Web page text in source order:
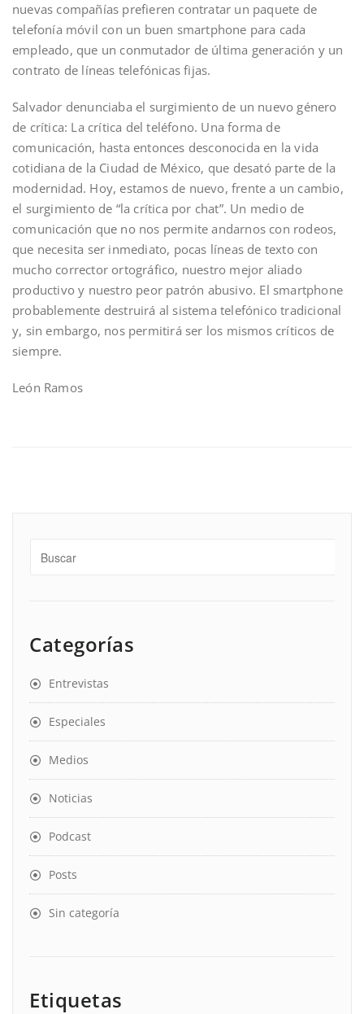
nuevas compañías prefieren contratar un paquete de
telefonía móvil con un buen smartphone para cada
empleado, que un conmutador de última generación y un
contrato de líneas telefónicas fijas.
Salvador denunciaba el surgimiento de un nuevo género
de crítica: La crítica del teléfono. Una forma de
comunicación, hasta entonces desconocida en la vida
cotidiana de la Ciudad de México, que desató parte de la
modernidad. Hoy, estamos de nuevo, frente a un cambio,
el surgimiento de “la crítica por chat”. Un medio de
comunicación que no nos permite andarnos con rodeos,
que necesita ser inmediato, pocas líneas de texto con
mucho corrector ortográfico, nuestro mejor aliado
productivo y nuestro peor patrón abusivo. El smartphone
probablemente destruirá al sistema telefónico tradicional
y, sin embargo, nos permitirá ser los mismos críticos de
siempre.
León Ramos
Categorías
Entrevistas
Especiales
Medios
Noticias
Podcast
Posts
Sin categoría
Etiquetas